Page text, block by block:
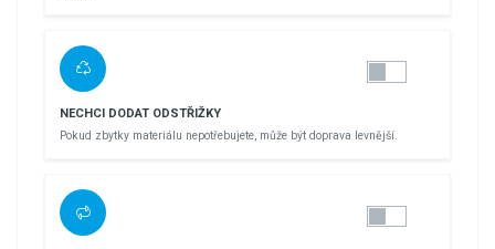
NECHCI DODAT ODSTŘIŽKY
Pokud zbytky materiálu nepotřebujete, může být doprava levnější.